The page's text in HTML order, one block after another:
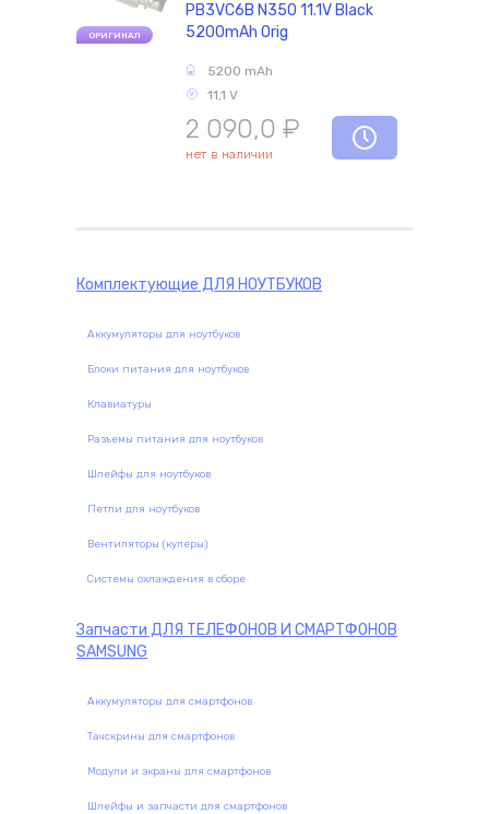
ОРИГИНАЛ
PB3VC6B N350 11.1V Black
5200mAh Orig
5200 mAh
11,1 V
2 090,0 ₽
нет в наличии
Комплектующие ДЛЯ НОУТБУКОВ
Аккумуляторы для ноутбуков
Блоки питания для ноутбуков
Клавиатуры
Разъемы питания для ноутбуков
Шлейфы для ноутбуков
Петли для ноутбуков
Вентиляторы (кулеры)
Системы охлаждения в сборе
Запчасти ДЛЯ ТЕЛЕФОНОВ И СМАРТФОНОВ
SAMSUNG
Аккумуляторы для смартфонов
Тачскрины для смартфонов
Модули и экраны для смартфонов
Шлейфы и запчасти для смартфонов